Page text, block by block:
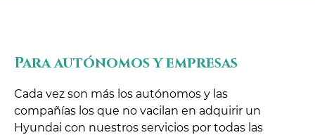
Para autónomos y empresas
Cada vez son más los autónomos y las
compañías los que no vacilan en adquirir un
Hyundai con nuestros servicios por todas las